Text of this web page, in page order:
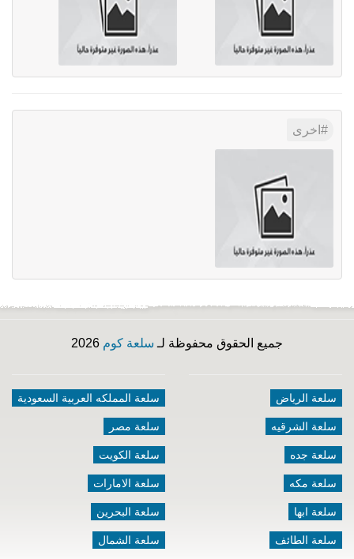
اخرى
جميع الحقوق محفوظة لـ سلعة كوم
سلعة الرياض
سلعة الشرقيه
سلعة جده
سلعة مكه
سلعة ابها
سلعة الطائف
سلعة المملكه العربية السعودية
سلعة مصر
سلعة الكويت
سلعة الامارات
سلعة البحرين
سلعة الشمال